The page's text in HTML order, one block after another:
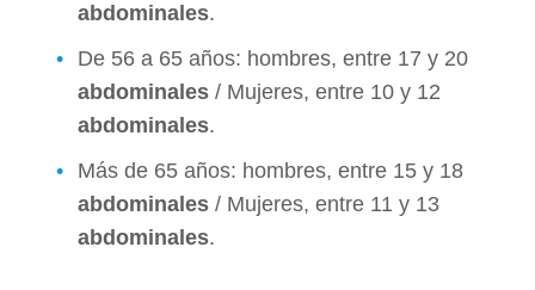
abdominales.
De 56 a 65 años: hombres, entre 17 y 20
abdominales / Mujeres, entre 10 y 12
abdominales.
Más de 65 años: hombres, entre 15 y 18
abdominales / Mujeres, entre 11 y 13
abdominales.